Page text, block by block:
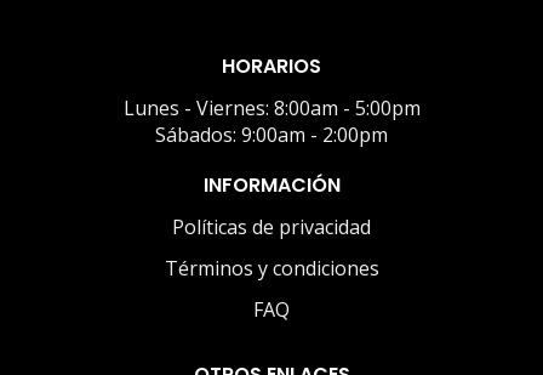
HORARIOS
Lunes - Viernes: 8:00am - 5:00pm
Sábados: 9:00am - 2:00pm
INFORMACIÓN
Políticas de privacidad
Términos y condiciones
FAQ